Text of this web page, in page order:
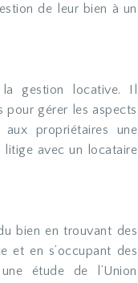
de leur bien à un
gestion locative. Il
pour gérer les aspects
propriétaires une
litige avec un locataire
bien en trouvant des
et en s’occupant des
étude de l’Union